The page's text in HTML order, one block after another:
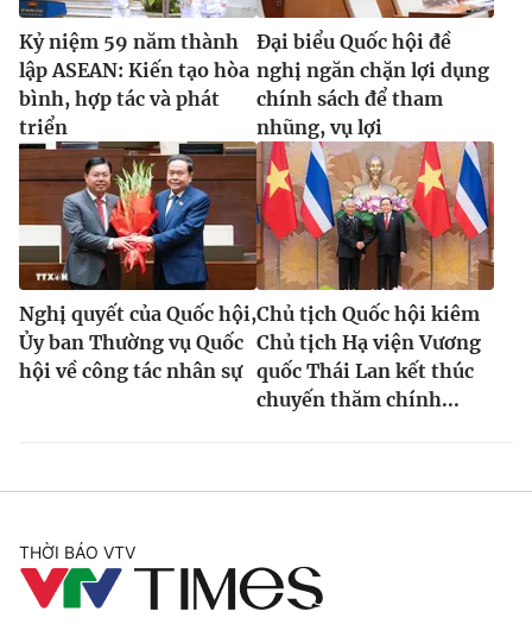
Kỷ niệm 59 năm thành
lập ASEAN: Kiến tạo hòa
bình, hợp tác và phát
triển
Đại biểu Quốc hội đề
nghị ngăn chặn lợi dụng
chính sách để tham
nhũng, vụ lợi
Nghị quyết của Quốc hội,
Ủy ban Thường vụ Quốc
hội về công tác nhân sự
Chủ tịch Quốc hội kiêm
Chủ tịch Hạ viện Vương
quốc Thái Lan kết thúc
chuyến thăm chính...
THỜI BÁO VTV